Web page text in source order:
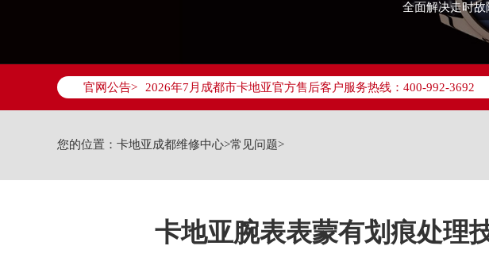
全面解决走时
官网公告>
2026年7月卡地亚成都市售后服务网络优化升级公告
2026年7月成都市卡地亚官方售后客户服务热线：400-992-3692
2026年7月卡地亚售后服务中心最新网点地址：
四川省成都市锦江区人民东路6号SAC东原中心24层2406B室卡地
您的位置： 卡地亚成都维修中心>常见问题>
卡地亚腕表表蒙有划痕处理